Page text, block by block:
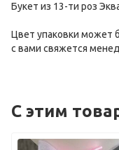
Букет из 13-ти роз
Цвет упаковки может
с вами свяжется
С этим